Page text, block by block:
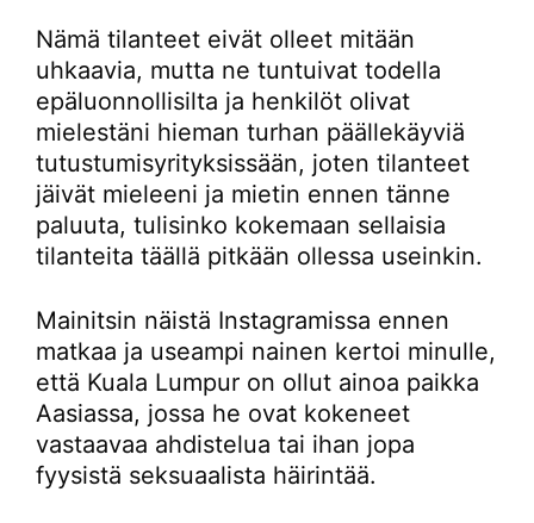
Nämä tilanteet eivät olleet mitään
uhkaavia, mutta ne tuntuivat todella
epäluonnollisilta ja henkilöt olivat
mielestäni hieman turhan päällekäyviä
tutustumisyrityksissään, joten tilanteet
jäivät mieleeni ja mietin ennen tänne
paluuta, tulisinko kokemaan sellaisia
tilanteita täällä pitkään ollessa useinkin.
Mainitsin näistä Instagramissa ennen
matkaa ja useampi nainen kertoi minulle,
että Kuala Lumpur on ollut ainoa paikka
Aasiassa, jossa he ovat kokeneet
vastaavaa ahdistelua tai ihan jopa
fyysistä seksuaalista häirintää.